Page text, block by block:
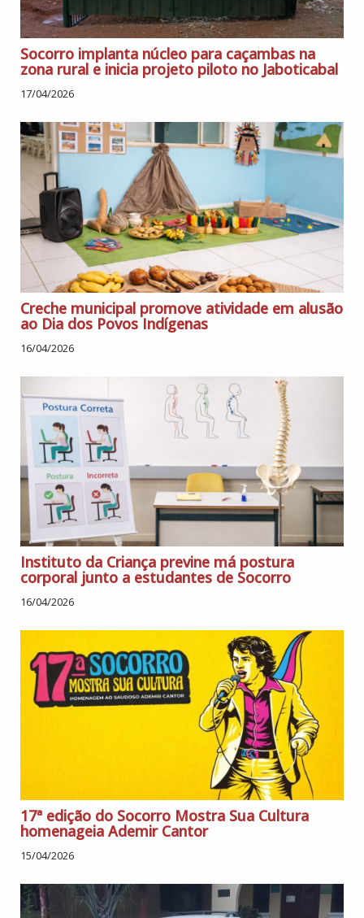
Socorro implanta núcleo para caçambas na
zona rural e inicia projeto piloto no Jaboticabal
17/04/2026
Creche municipal promove atividade em alusão
ao Dia dos Povos Indígenas
16/04/2026
Instituto da Criança previne má postura
corporal junto a estudantes de Socorro
16/04/2026
17ª edição do Socorro Mostra Sua Cultura
homenageia Ademir Cantor
15/04/2026